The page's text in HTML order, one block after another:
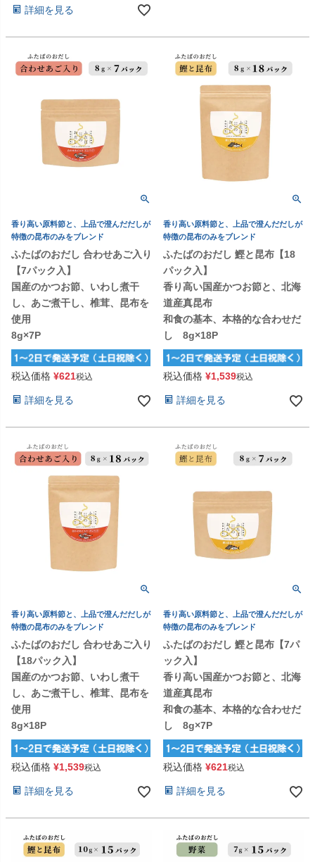
詳細を見る
香り高い原料節と、上品で澄んだだしが
特徴の昆布のみをブレンド
ふたばのおだし 合わせあご入り
【7パック入】
国産のかつお節、いわし煮干
し、あご煮干し、椎茸、昆布を
使用
8g×7P
税込価格 ¥621税込
詳細を見る
香り高い原料節と、上品で澄んだだしが
特徴の昆布のみをブレンド
ふたばのおだし 鰹と昆布【18
パック入】
香り高い国産かつお節と、北海
道産真昆布
和食の基本、本格的な合わせだ
し 8g×18P
税込価格 ¥1,539税込
詳細を見る
香り高い原料節と、上品で澄んだだしが
特徴の昆布のみをブレンド
ふたばのおだし 合わせあご入り
【18パック入】
国産のかつお節、いわし煮干
し、あご煮干し、椎茸、昆布を
使用
8g×18P
税込価格 ¥1,539税込
詳細を見る
香り高い原料節と、上品で澄んだだしが
特徴の昆布のみをブレンド
ふたばのおだし 鰹と昆布【7パ
ック入】
香り高い国産かつお節と、北海
道産真昆布
和食の基本、本格的な合わせだ
し 8g×7P
税込価格 ¥621税込
詳細を見る